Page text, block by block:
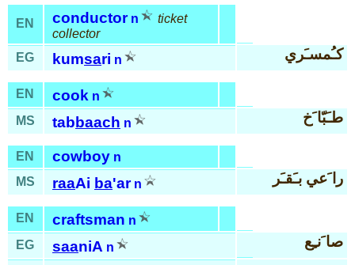
EN conductor n
ticket
collector
EG
kumsari n كـُمسـَري
EN cook n
MS
tabbaach n طـَبّا َخ
EN cowboy n
MS
raaAi ba'ar n را َعي بـَقـَر
EN craftsman n
EG
saaniA n صا َنـِع